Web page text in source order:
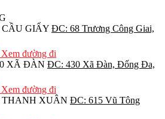
CẦU GIẤY ĐC: 68 Trương Công Giai,
Xem đường đi
XÃ ĐÀN ĐC: 430 Xã Đàn, Đống Đa,
Xem đường đi
THANH XUÂN ĐC: 615 Vũ Tông